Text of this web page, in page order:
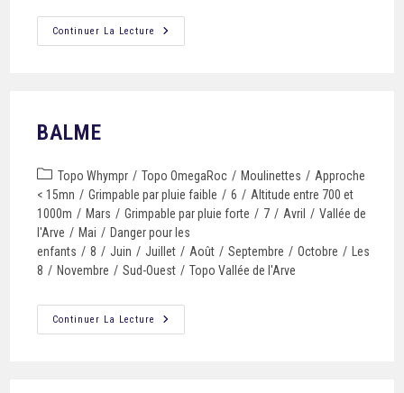
Continuer La Lecture
BALME
Topo Whympr / Topo OmegaRoc / Moulinettes / Approche
< 15mn / Grimpable par pluie faible / 6 / Altitude entre 700 et
1000m / Mars / Grimpable par pluie forte / 7 / Avril / Vallée de
l'Arve / Mai / Danger pour les
enfants / 8 / Juin / Juillet / Août / Septembre / Octobre /
Les
8 / Novembre / Sud-Ouest / Topo Vallée de l'Arve
Continuer La Lecture